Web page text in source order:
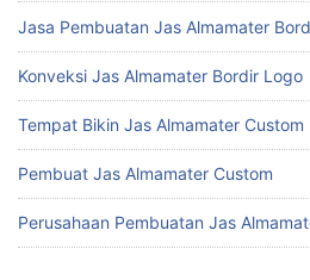
Jasa Pembuatan Jas Almamater
Konveksi Jas Almamater Bordir Logo
Tempat Bikin Jas Almamater Custom
Pembuat Jas Almamater Custom
Perusahaan Pembuatan Jas